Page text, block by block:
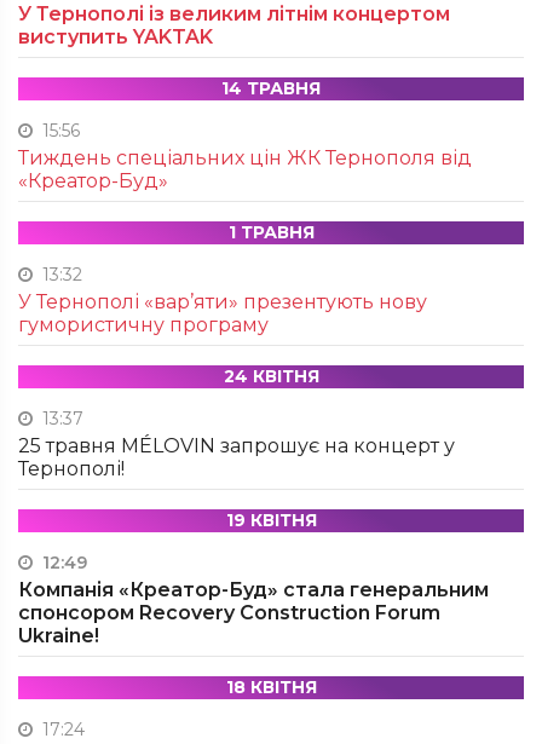
У Тернополі із великим літнім концертом
виступить YAKTAK
14 ТРАВНЯ
15:56
Тиждень спеціальних цін ЖК Тернополя від
«Креатор-Буд»
1 ТРАВНЯ
13:32
У Тернополі «вар’яти» презентують нову
гумористичну програму
24 КВІТНЯ
13:37
25 травня MÉLOVIN запрошує на концерт у
Тернополі!
19 КВІТНЯ
12:49
Компанія «Креатор-Буд» стала генеральним
спонсором Recovery Construction Forum
Ukraine!
18 КВІТНЯ
17:24